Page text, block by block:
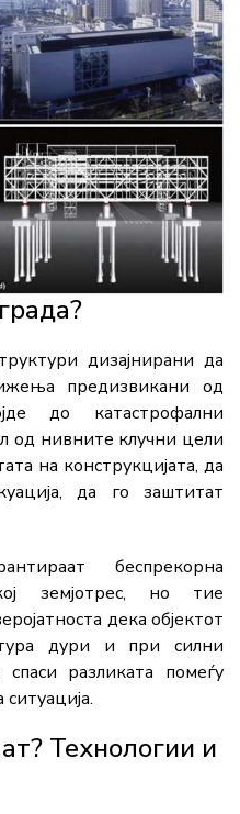
дизајнирани да
предизвикани од
до катастрофални
од нивните клучни цели
на конструкцијата, да
да го заштитат
беспрекорна
земјотрес, но тие
дека објектот
дури и при силни
разликата помеѓу
Технологии и